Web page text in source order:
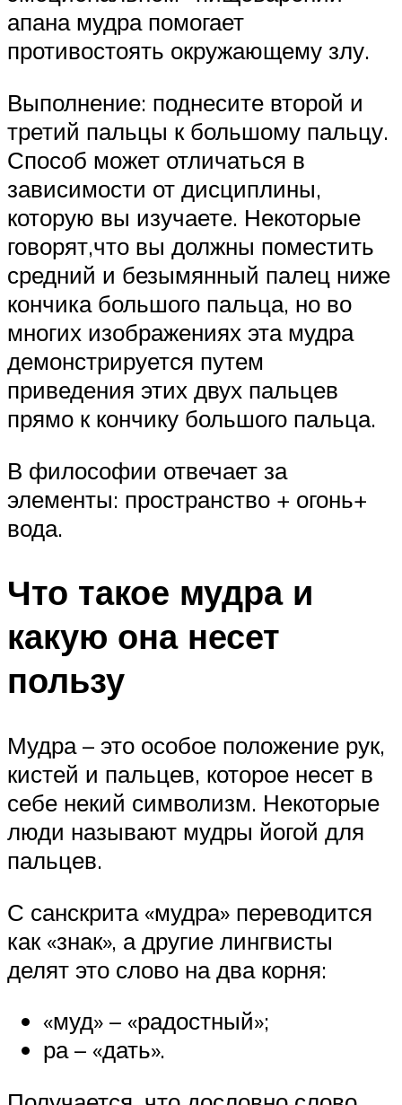
апана мудра помогает
противостоять окружающему злу.
Выполнение: поднесите второй и
третий пальцы к большому пальцу.
Способ может отличаться в
зависимости от дисциплины,
которую вы изучаете. Некоторые
говорят,что вы должны поместить
средний и безымянный палец ниже
кончика большого пальца, но во
многих изображениях эта мудра
демонстрируется путем
приведения этих двух пальцев
прямо к кончику большого пальца.
В философии отвечает за
элементы: пространство + огонь+
вода.
Что такое мудра и
какую она несет
пользу
Мудра – это особое положение рук,
кистей и пальцев, которое несет в
себе некий символизм. Некоторые
люди называют мудры йогой для
пальцев.
С санскрита «мудра» переводится
как «знак», а другие лингвисты
делят это слово на два корня:
«муд» – «радостный»;
ра – «дать».